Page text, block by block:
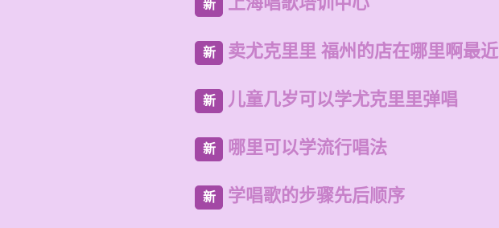
新
新 卖尤克里里 福州的店在哪里啊最近
新 儿童几岁可以学尤克里里弹唱
新 哪里可以学流行唱法
新 学唱歌的步骤先后顺序